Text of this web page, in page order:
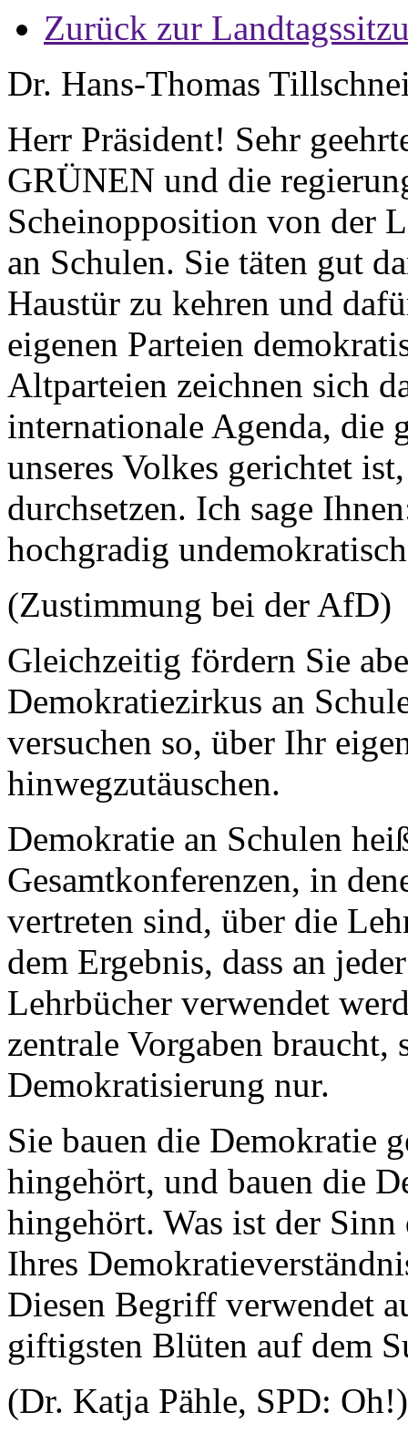
Zurück zur
Dr. Hans-Thomas
Herr Präsident! Sehr
GRÜNEN und die
Scheinopposition von der
an Schulen. Sie täten gut
Haustür zu kehren und
eigenen Parteien
Altparteien zeichnen sich
internationale Agenda, die
unseres Volkes gerichtet
durchsetzen. Ich sage
hochgradig
(Zustimmung bei der AfD)
Gleichzeitig fördern Sie
Demokratiezirkus an
versuchen so, über Ihr
hinwegzutäuschen.
Demokratie an Schulen
Gesamtkonferenzen, in
vertreten sind, über die
dem Ergebnis, dass an
Lehrbücher verwendet
zentrale Vorgaben braucht,
Demokratisierung nur.
Sie bauen die Demokratie
hingehört, und bauen die
hingehört. Was ist der
Ihres
Diesen Begriff verwendet
giftigsten Blüten auf dem
(Dr. Katja Pähle, SPD: Oh!)